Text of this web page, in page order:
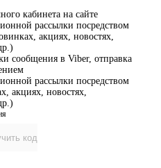
кабинета на сайте
рассылки посредством
акциях, новостях,
сообщения в Viber, отправка
рассылки посредством
акциях, новостях,
код